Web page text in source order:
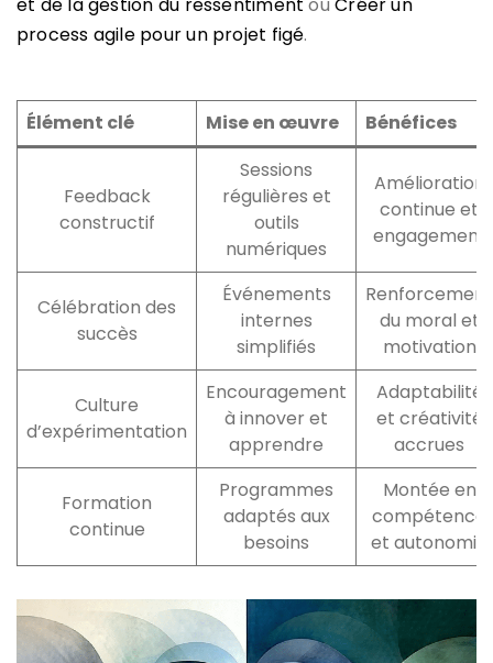
process agile pour un projet figé.
Élément clé Mise en œuvre Bénéfices
Feedback
constructif
Sessions
régulières et
outils
numériques
Amélioration
continue et
engagement
Célébration des
succès
Événements
internes
simplifiés
Renforcement
du moral et
motivation
Culture
d’expérimentation
Encouragement
à innover et
apprendre
Adaptabilité
et créativité
accrues
Formation
continue
Programmes
adaptés aux
besoins
Montée en
compétence
et autonomie